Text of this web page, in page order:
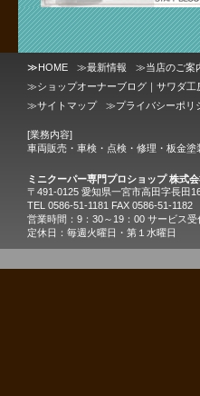
≫HOME ≫最新情報 ≫当店のご案
≫ショップオーナーブログ｜サワダ工
≫サイトマップ ≫プライバシーポリ
[業務内容]
車両販売・車検・点検・修理・板金
ミニクーパー専門プロショップ 株式
〒491-0125 愛知県一宮市高田字長田
TEL 0586-51-1181 FAX 0586-51-1182
営業時間：9：30～19：00 サービス
定休日：毎週火曜日・第１水曜日